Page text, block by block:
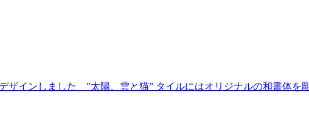
インしました ”太陽、雲と猫” タイルにはオリジナルの和書体を